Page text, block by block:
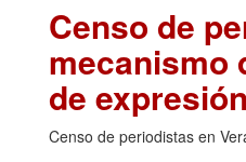
Censo de
mecanismo
de expresión
Censo de periodistas en